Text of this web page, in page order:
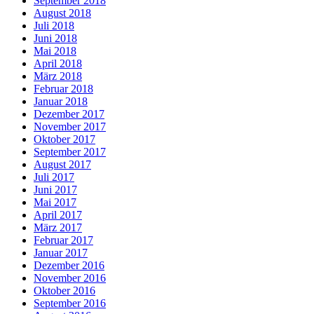
August 2018
Juli 2018
Juni 2018
Mai 2018
April 2018
März 2018
Februar 2018
Januar 2018
Dezember 2017
November 2017
Oktober 2017
September 2017
August 2017
Juli 2017
Juni 2017
Mai 2017
April 2017
März 2017
Februar 2017
Januar 2017
Dezember 2016
November 2016
Oktober 2016
September 2016